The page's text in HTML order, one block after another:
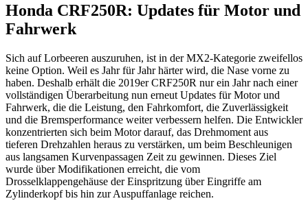
Honda CRF250R: Updates für Motor und
Fahrwerk
Sich auf Lorbeeren auszuruhen, ist in der MX2-Kategorie zweifellos
keine Option. Weil es Jahr für Jahr härter wird, die Nase vorne zu
haben. Deshalb erhält die 2019er CRF250R nur ein Jahr nach einer
vollständigen Überarbeitung nun erneut Updates für Motor und
Fahrwerk, die die Leistung, den Fahrkomfort, die Zuverlässigkeit
und die Bremsperformance weiter verbessern helfen. Die Entwickler
konzentrierten sich beim Motor darauf, das Drehmoment aus
tieferen Drehzahlen heraus zu verstärken, um beim Beschleunigen
aus langsamen Kurvenpassagen Zeit zu gewinnen. Dieses Ziel
wurde über Modifikationen erreicht, die vom
Drosselklappengehäuse der Einspritzung über Eingriffe am
Zylinderkopf bis hin zur Auspuffanlage reichen.